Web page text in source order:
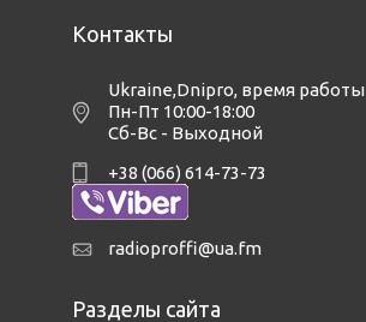
Контакты
Ukraine,Dnipro, время работы
Пн-Пт 10:00-18:00
Сб-Вс - Выходной
+38 (066) 614-73-73
radioproffi@ua.fm
Разделы сайта